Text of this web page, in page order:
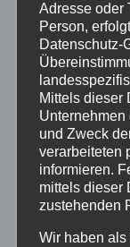
Altenkirchen
Bundespolizei
Feuerwehr
Mayen-
Adresse oder
Person,
Datenschutz-
Mittels dieser
Unternehmen
und Zweck
verarbeiteten
informieren.
mittels dieser
zustehenden
Wir haben als